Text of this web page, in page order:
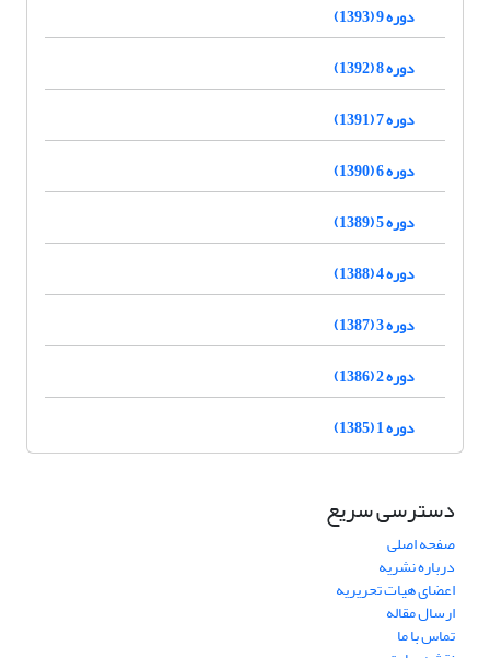
دوره 9 (1393)
دوره 8 (1392)
دوره 7 (1391)
دوره 6 (1390)
دوره 5 (1389)
دوره 4 (1388)
دوره 3 (1387)
دوره 2 (1386)
دوره 1 (1385)
دسترسی سریع
صفحه اصلی
درباره نشریه
اعضای هیات تحریریه
ارسال مقاله
تماس با ما